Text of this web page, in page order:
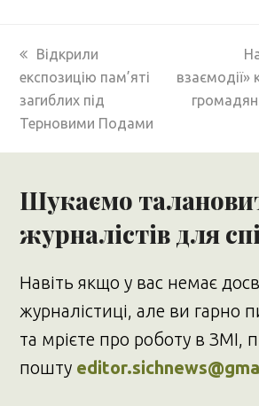
previous
post:
Відкрили
експозицію пам’яті
загиблих під
Терновими Подами
взаємодії»
Шукаємо
журналістів для
Навіть якщо у вас немає
журналістиці, але ви гарно
та мрієте про роботу в ЗМІ,
пошту